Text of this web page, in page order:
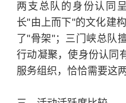
两支总队的身份认同
长"由上而下"的文化建
了"骨架"；三门峡总队
行动凝聚，使身份认同
服务组织，恰恰需要这